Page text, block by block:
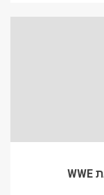
חמישה קווי עלילה גרועים ביותר לקראת WWE